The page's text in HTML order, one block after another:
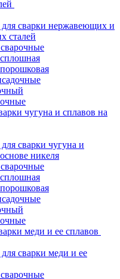
сварки нержавеющих и
сталей
чугуна и сплавов на
сварки чугуна и
никеля
меди и ее сплавов
сварки меди и ее